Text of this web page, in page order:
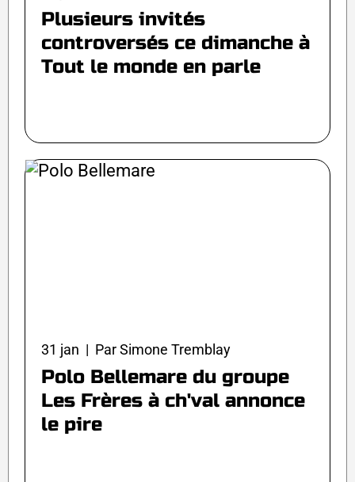
Plusieurs invités
controversés ce dimanche à
Tout le monde en parle
31 jan | Par Simone Tremblay
Polo Bellemare du groupe
Les Frères à ch'val annonce
le pire